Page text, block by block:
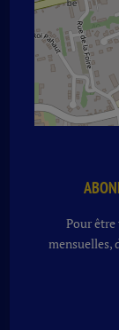
Pour
mensuelles,